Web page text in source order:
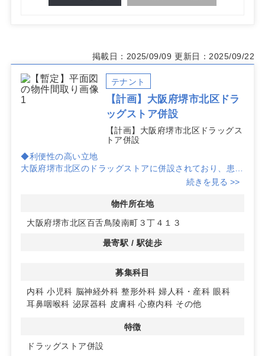
掲載日：2025/09/09 更新日：2025/09/22
テナント
【計画】大阪府堺市北区ドラ
ッグストア併設
【計画】大阪府堺市北区ドラッグス
トア併設
◆利便性の高い立地
大阪府堺市北区のドラッグストアに併設されており、患者
◆多様な診療科目に対応可能
での開業が可能です。幅広いニーズに応えることで、地域
の皆様に愛されるクリニックを目指せます。
現在、テナント内容は検討中ですが、柔軟に対応可能で
す。詳細についてはお問い合わせください。
続きを見る >>
物件所在地
大阪府堺市北区百舌鳥陵南町３丁４１３
最寄駅 / 駅徒歩
募集科目
内科 小児科 脳神経外科 整形外科 婦人科・産科 眼科
耳鼻咽喉科 泌尿器科 皮膚科 心療内科 その他
特徴
ドラッグストア併設